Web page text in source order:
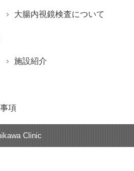
大腸内視鏡検査について
施設紹介
項
Clinic